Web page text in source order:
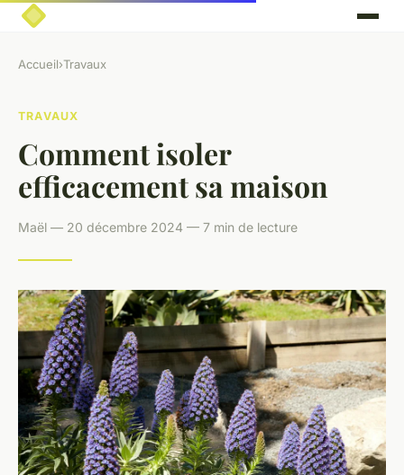
Accueil›Travaux
TRAVAUX
Comment isoler
efficacement sa maison
Maël — 20 décembre 2024 — 7 min de lecture